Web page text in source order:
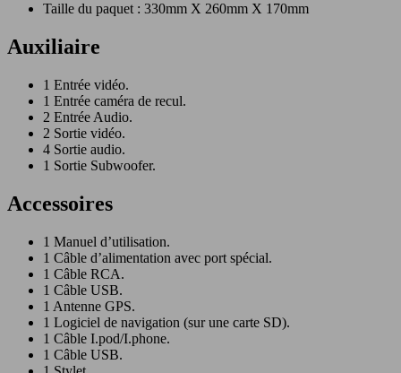
Taille du paquet : 330mm X 260mm X 170mm
Auxiliaire
1 Entrée vidéo.
1 Entrée caméra de recul.
2 Entrée Audio.
2 Sortie vidéo.
4 Sortie audio.
1 Sortie Subwoofer.
Accessoires
1 Manuel d’utilisation.
1 Câble d’alimentation avec port spécial.
1 Câble RCA.
1 Câble USB.
1 Antenne GPS.
1 Logiciel de navigation (sur une carte SD).
1 Câble I.pod/I.phone.
1 Câble USB.